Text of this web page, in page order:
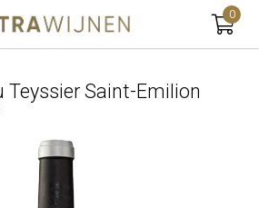
0
Saint-Emilion